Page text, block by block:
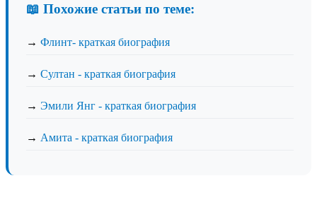
📖 Похожие статьи по теме:
→ Флинт- краткая биография
→ Султан - краткая биография
→ Эмили Янг - краткая биография
→ Амита - краткая биография